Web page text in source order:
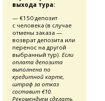
выхода тура:
— €150 депозит
с человека (в случае
отмены заказа —
возврат депозита или
перенос на другой
выбранный тур). Если
оплата депозита
выполнена по
кредитной карте,
штраф за отказ
составит €10.
Рекомендуем сделать